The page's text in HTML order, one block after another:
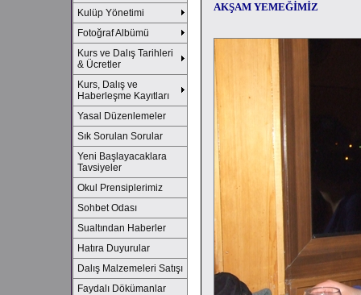
Kulüp Yönetimi
Fotoğraf Albümü
Kurs ve Dalış Tarihleri
& Ücretler
Kurs, Dalış ve
Haberleşme Kayıtları
Yasal Düzenlemeler
Sık Sorulan Sorular
Yeni Başlayacaklara
Tavsiyeler
Okul Prensiplerimiz
Sohbet Odası
Sualtından Haberler
Hatıra Duyurular
Dalış Malzemeleri Satışı
Faydalı Dökümanlar
AKŞAM YEMEĞİMİZ